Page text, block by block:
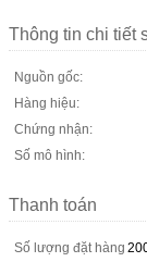
Thông tin chi tiết
Nguồn gốc:
Hàng hiệu:
Chứng nhận:
Số mô hình:
Thanh toán
Số lượng đặt hàng